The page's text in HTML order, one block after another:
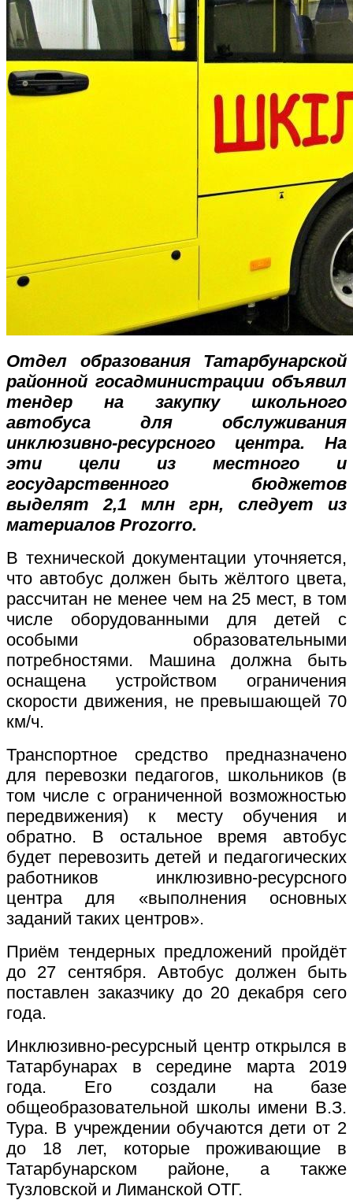
Отдел образования Татарбунарской
районной госадминистрации объявил
тендер на закупку школьного
автобуса для обслуживания
инклюзивно-ресурсного центра. На
эти цели из местного и
государственного бюджетов
выделят 2,1 млн грн, следует из
материалов Prozorro.
В технической документации уточняется,
что автобус должен быть жёлтого цвета,
рассчитан не менее чем на 25 мест, в том
числе оборудованными для детей с
особыми образовательными
потребностями. Машина должна быть
оснащена устройством ограничения
скорости движения, не превышающей 70
км/ч.
Транспортное средство предназначено
для перевозки педагогов, школьников (в
том числе с ограниченной возможностью
передвижения) к месту обучения и
обратно. В остальное время автобус
будет перевозить детей и педагогических
работников инклюзивно-ресурсного
центра для «выполнения основных
заданий таких центров».
Приём тендерных предложений пройдёт
до 27 сентября. Автобус должен быть
поставлен заказчику до 20 декабря сего
года.
Инклюзивно-ресурсный центр открылся в
Татарбунарах в середине марта 2019
года. Его создали на базе
общеобразовательной школы имени В.З.
Тура. В учреждении обучаются дети от 2
до 18 лет, которые проживающие в
Татарбунарском районе, а также
Тузловской и Лиманской ОТГ.